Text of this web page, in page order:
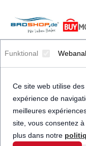
Funktional
Ce site web utilise
expérience de
meilleures
site, vous consentez
plus dans notre